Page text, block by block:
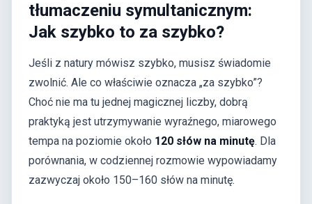
tłumaczeniu symultanicznym:
Jak szybko to za szybko?
Jeśli z natury mówisz szybko, musisz świadomie
zwolnić. Ale co właściwie oznacza „za szybko”?
Choć nie ma tu jednej magicznej liczby, dobrą
praktyką jest utrzymywanie wyraźnego, miarowego
tempa na poziomie około 120 słów na minutę. Dla
porównania, w codziennej rozmowie wypowiadamy
zazwyczaj około 150–160 słów na minutę.